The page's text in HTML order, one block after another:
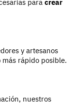
para crear
y artesanos
rápido posible.
nuestros